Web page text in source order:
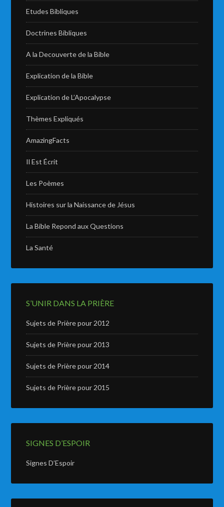
Etudes Bibliques
Doctrines Bibliques
A la Decouverte de la Bible
Explication de la Bible
Explication de L’Apocalypse
Thèmes Expliqués
AmazingFacts
Il Est Écrit
Les Poèmes
Histoires sur la Naissance de Jésus
La Bible Repond aux Questions
La Santé
S’UNIR DANS LA PRIÈRE
Sujets de Prière pour 2012
Sujets de Prière pour 2013
Sujets de Prière pour 2014
Sujets de Prière pour 2015
SIGNES D’ESPOIR
Signes D’Espoir